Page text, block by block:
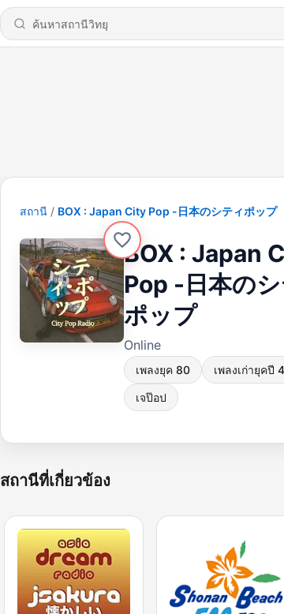
สถานี BOX : Japan City Pop -日本のシティポップ
BOX : Japan
Pop -日本のシ
ポップ
Online
เพลงยุค 80 เพลงเก่ายุคปี
เจป๊อป
สถานีที่เกี่ยวข้อง